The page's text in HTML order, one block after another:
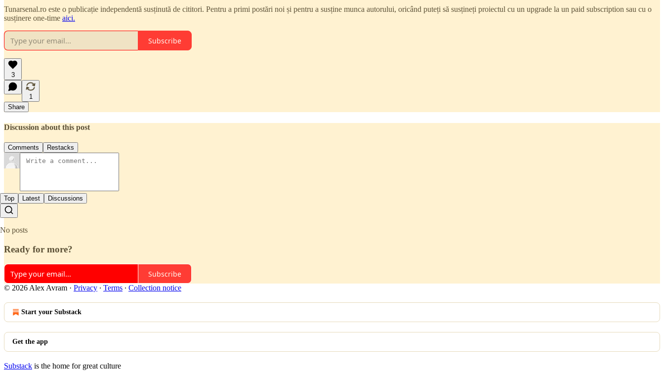
Tunarsenal.ro este o publicație independentă susținută de cititori. Pentru a primi postări noi și pentru a susține munca autorului, oricând puteți să susțineți proiectul cu un upgrade la un paid subscription sau cu o
susținere one-time aici.
Subscribe
3
1
Share
Discussion about this post
Comments Restacks
Top Latest Discussions
No posts
Ready for more?
Subscribe
© 2026 Alex Avram · Privacy ∙ Terms ∙ Collection notice
Start your Substack
Get the app
Substack is the home for great culture